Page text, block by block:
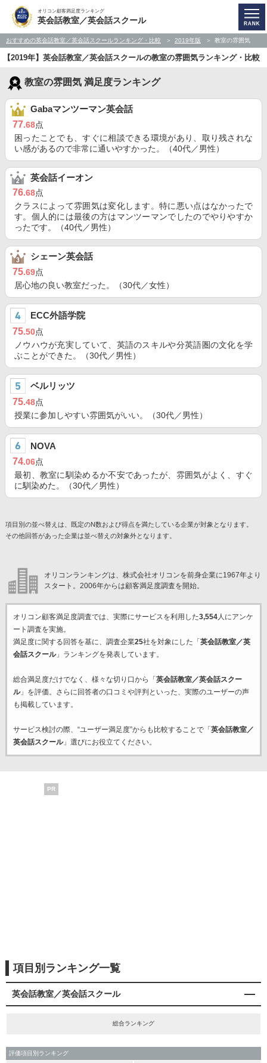
オリコン顧客満足度ランキング
英会話教室／英会話スクール
おすすめの英会話教室／英会話スクールランキング・比較 2019年版 教室の雰囲気
【2019年】英会話教室／英会話スクールの教室の雰囲気ランキング・比較
教室の雰囲気 満足度ランキング
Gabaマンツーマン英会話
77.68点
困ったことでも、すぐに相談できる環境があり、取り残されな
い感があるので非常に通いやすかった。（40代／男性）
英会話イーオン
76.68点
クラスによって雰囲気は変化します。特に悪い点はなかったで
す。個人的には最後の方はマンツーマンでしたのでやりやすか
ったです。（40代／男性）
シェーン英会話
75.69点
居心地の良い教室だった。（30代／女性）
ECC外語学院
75.50点
ノウハウが充実していて、英語のスキルや分英語圏の文化を学
ぶことができた。（30代／男性）
ベルリッツ
75.48点
授業に参加しやすい雰囲気がいい。（30代／男性）
NOVA
74.06点
最初、教室に馴染めるか不安であったが、雰囲気がよく、すぐ
に馴染めた。（30代／男性）
項目別の並べ替えは、既定のN数および得点を満たしている企業が対象となります。
その他回答があった企業は並べ替えの対象外となります。
オリコンランキングは、株式会社オリコンを前身企業に1967年より
スタート。2006年からは顧客満足度調査を開始。
オリコン顧客満足度調査では、実際にサービスを利用した3,554人にアンケ
ート調査を実施。
満足度に関する回答を基に、調査企業25社を対象にした「 英会話教室／英
会話スクール」ランキングを発表しています。
総合満足度だけでなく、様々な切り口から「 英会話教室／英会話スクー
ル」を評価。さらに回答者の口コミや評判といった、実際のユーザーの声
も掲載しています。
サービス検討の際、“ユーザー満足度”からも比較することで「 英会話教室／
英会話スクール」選びにお役立てください。
PR
項目別ランキング一覧
英会話教室／英会話スクール
総合ランキング
評価項目別ランキング